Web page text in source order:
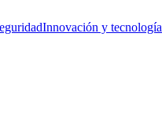
Innovación y tecnología